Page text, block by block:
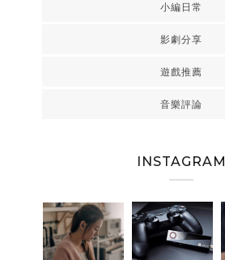
小編日常
影劇分享
遊戲推薦
音樂評論
INSTAGRAM